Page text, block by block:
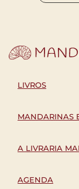
LIVROS
MANDARINAS
A LIVRARIA
AGENDA